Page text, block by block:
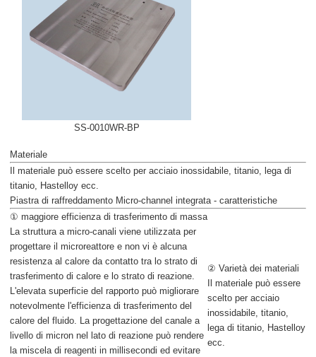
SS-0010WR-BP
Materiale
Il materiale può essere scelto per acciaio inossidabile, titanio, lega di
titanio, Hastelloy ecc.
Piastra di raffreddamento Micro-channel integrata - caratteristiche
① maggiore efficienza di trasferimento di massa
La struttura a micro-canali viene utilizzata per
progettare il microreattore e non vi è alcuna
resistenza al calore da contatto tra lo strato di
trasferimento di calore e lo strato di reazione.
L'elevata superficie del rapporto può migliorare
notevolmente l'efficienza di trasferimento del
calore del fluido. La progettazione del canale a
livello di micron nel lato di reazione può rendere
la miscela di reagenti in millisecondi ed evitare
② Varietà dei materiali
Il materiale può essere
scelto per acciaio
inossidabile, titanio,
lega di titanio, Hastelloy
ecc.